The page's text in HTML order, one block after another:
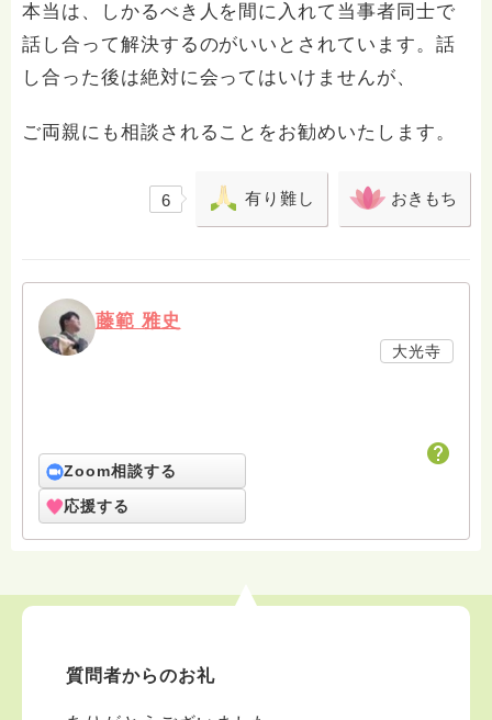
本当は、しかるべき人を間に入れて当事者同士で
話し合って解決するのがいいとされています。話
し合った後は絶対に会ってはいけませんが、
ご両親にも相談されることをお勧めいたします。
6 有り難し おきもち
藤範 雅史
大光寺
Zoom相談する
応援する
質問者からのお礼